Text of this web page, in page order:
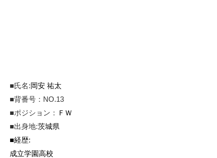
■氏名:岡安 祐太
■背番号：NO.13
■ポジション：
ＦＷ
■出身地:茨城県
■経歴:
成立学園高校